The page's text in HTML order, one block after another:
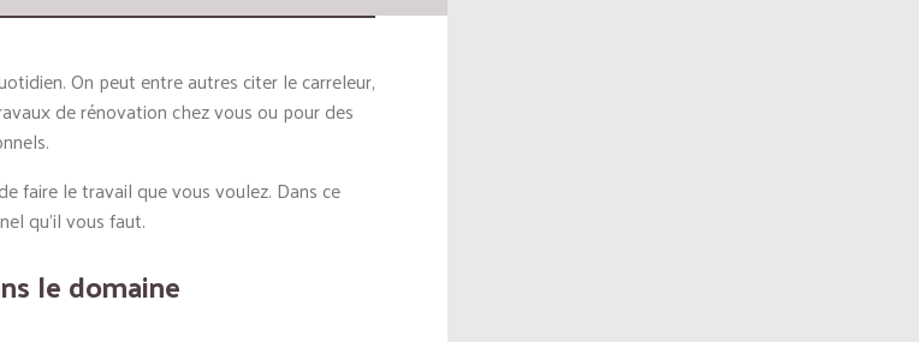
On peut entre autres citer le carreleur,
de rénovation chez vous ou pour des
faire le travail que vous voulez. Dans ce
qu’il vous faut.
le domaine